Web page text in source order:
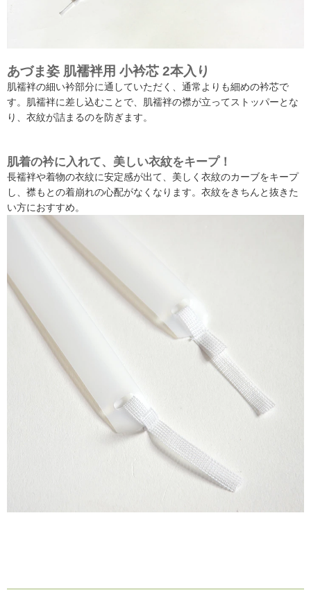
あづま姿 肌襦袢用 小衿芯 2本入り
肌襦袢の細い衿部分に通していただく、通常よりも細めの衿芯で
す。肌襦袢に差し込むことで、肌襦袢の襟が立ってストッパーとな
り、衣紋が詰まるのを防ぎます。
肌着の衿に入れて、美しい衣紋をキープ！
長襦袢や着物の衣紋に安定感が出て、美しく衣紋のカーブをキープ
し、襟もとの着崩れの心配がなくなります。衣紋をきちんと抜きた
い方におすすめ。